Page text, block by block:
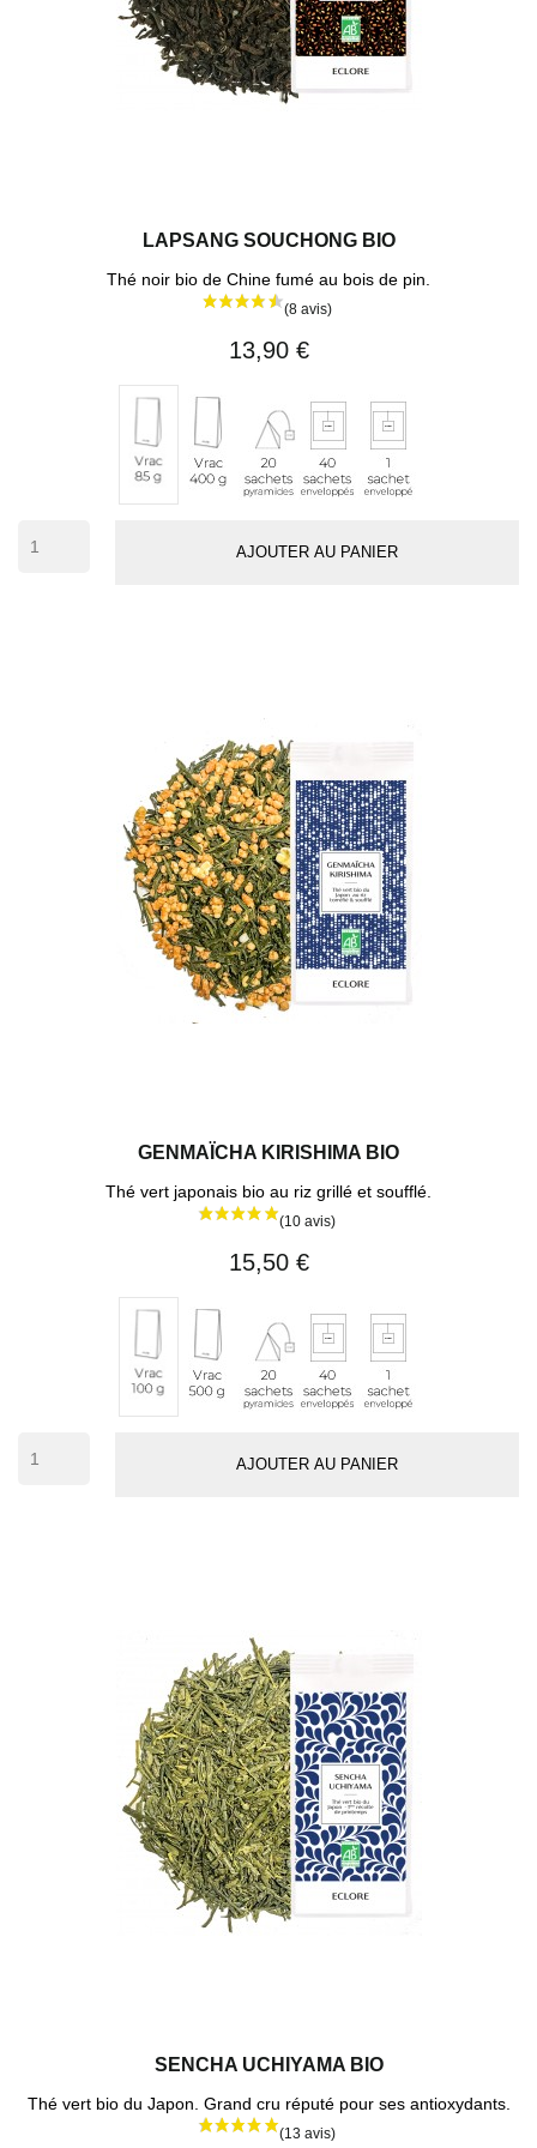
LAPSANG SOUCHONG BIO
Thé noir bio de Chine fumé au bois de pin.
13,90 €
Vrac
g
Vrac
400
g
sachets
pyramides
40
sachets
enveloppés
1
sachet
individuel
AJOUTER AU PANIER
GENMAÏCHA KIRISHIMA BIO
Thé vert japonais bio au riz grillé et soufflé.
15,50 €
Vrac
g
Vrac
500
g
sachets
pyramides
40
sachets
enveloppés
1
sachet
individuel
AJOUTER AU PANIER
SENCHA UCHIYAMA BIO
Thé vert bio du Japon. Grand cru réputé pour ses antioxydants.